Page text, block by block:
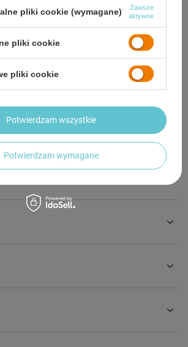
pliki cookie (wymagane)
Zawsze
aktywne
pliki cookie
pliki cookie
Potwierdzam wymagane
Potwierdzam wszystkie